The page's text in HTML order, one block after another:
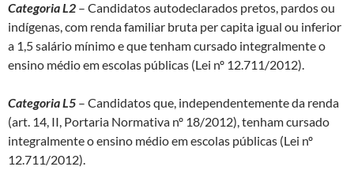
Categoria L2 – Candidatos autodeclarados pretos, pardos ou
indígenas, com renda familiar bruta per capita igual ou inferior
a 1,5 salário mínimo e que tenham cursado integralmente o
ensino médio em escolas públicas (Lei nº 12.711/2012).
Categoria L5 – Candidatos que, independentemente da renda
(art. 14, II, Portaria Normativa nº 18/2012), tenham cursado
integralmente o ensino médio em escolas públicas (Lei nº
12.711/2012).